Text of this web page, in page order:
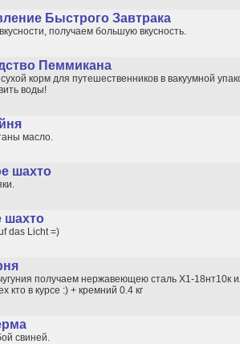
Быстрого Завтрака
получаем большую вкусность.
Пеммикана
корм для путешественников в вакуумной
воды!
масло.
шахто
шахто
das Licht =)
получаем нержавеющею сталь Х1-18нт10к
кто в курсе :) + кремний 0.4 кг
свиней.